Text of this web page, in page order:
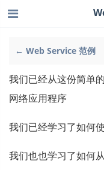
← Web Service 范例
我们已经从这份简单
网络应用程序
我们已经学习了如何
我们也也学习了如何